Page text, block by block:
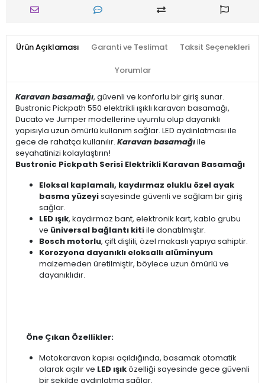
Ürün Açıklaması Garanti ve Teslimat Taksit Seçenekleri
Yorumlar
Karavan basamağı, güvenli ve konforlu bir giriş sunar.
Bustronic Pickpath 550 elektrikli ışıklı karavan basamağı,
Ducato ve Jumper modellerine uyumlu olup dayanıklı
yapısıyla uzun ömürlü kullanım sağlar. LED aydınlatması ile
gece de rahatça kullanılır. Karavan basamağıile
seyahatinizi kolaylaştırın!
Bustronic Pickpath Serisi Elektrikli Karavan Basamağı
Eloksal kaplamalı, kaydırmaz oluklu özel ayak
basma yüzeyisayesinde güvenli ve sağlam bir giriş
sağlar.
LED ışık, kaydırmaz bant, elektronik kart, kablo grubu
ve üniversal bağlantı kitiile donatılmıştır.
Bosch motorlu, çift dişlili, özel makaslı yapıya sahiptir.
Korozyona dayanıklı eloksallı alüminyum
malzemeden üretilmiştir, böylece uzun ömürlü ve
dayanıklıdır.
Öne Çıkan Özellikler:
Motokaravan kapısı açıldığında, basamak otomatik
olarak açılır ve LED ışıközelliği sayesinde gece güvenli
bir şekilde aydınlatma sağlar.